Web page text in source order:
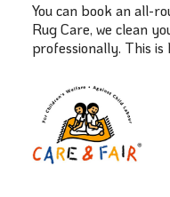
You can book an all-
Rug Care, we clean
professionally. This